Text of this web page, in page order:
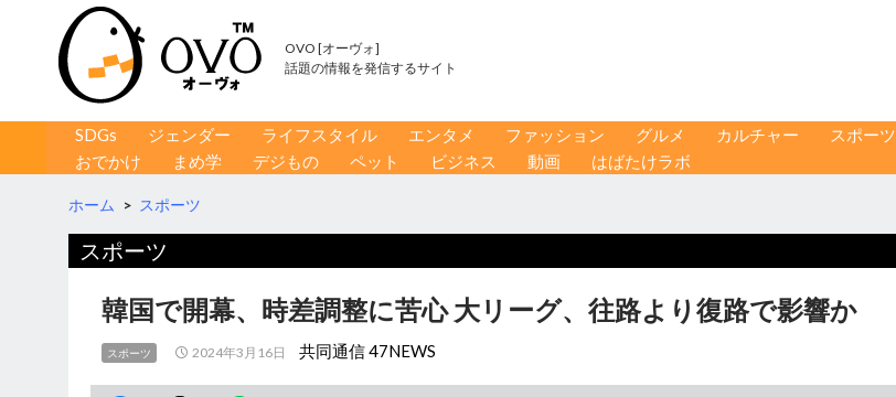
OVO [オーヴォ]
話題の情報を発信するサイト
コンテンツへ移動
SDGs ジェンダー ライフスタイル エンタメ ファッション グルメ カルチャー
スポーツ
おでかけ
まめ学 デジもの ペット ビジネス 動画 はばたけラボ
ホーム > スポーツ
スポーツ
韓国で開幕、時差調整に苦心 大リーグ、往路より復路で影響か
スポーツ 2024年3月16日 共同通信 47NEWS